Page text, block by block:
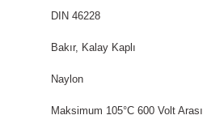
DIN 46228
Bakır, Kalay Kaplı
Naylon
Maksimum 105°C 600 Volt Arası